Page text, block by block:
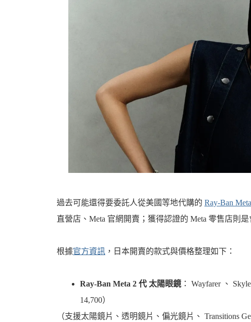
過去可能還得要委託人從美國等地代購的 Ray-Ban
直營店、Meta 官網開賣；獲得認證的 Meta 零售店則是
根據官方資訊 ，日本開賣的款式與價格整理如下：
Ray-Ban Meta 2 代 太陽眼鏡 ： Wayfarer 、
14,700）
（支援太陽鏡片、透明鏡片、偏光鏡片、 Transitions